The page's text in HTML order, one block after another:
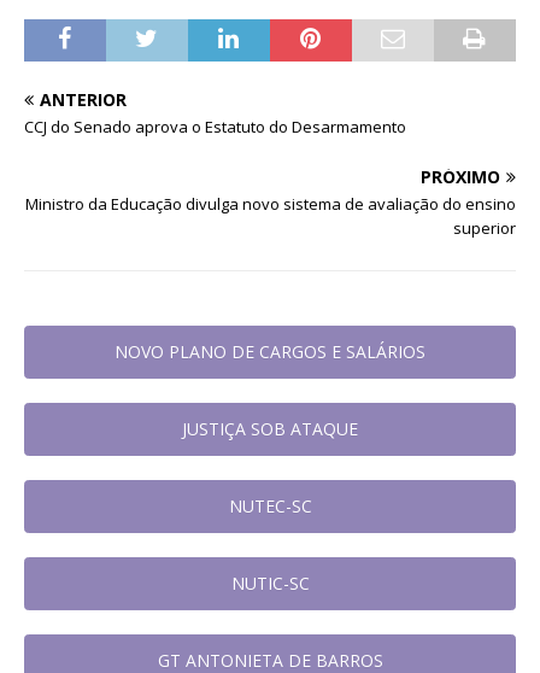
ANTERIOR
CCJ do Senado aprova o Estatuto do Desarmamento
PRÓXIMO
Ministro da Educação divulga novo sistema de avaliação do ensino
superior
NOVO PLANO DE CARGOS E SALÁRIOS
JUSTIÇA SOB ATAQUE
NUTEC-SC
NUTIC-SC
GT ANTONIETA DE BARROS